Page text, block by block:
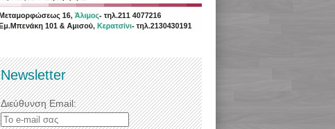
Newsletter
Διεύθυνση Email: